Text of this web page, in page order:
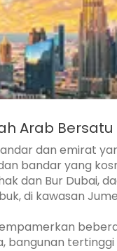
Arab Bersatu
dan emirat
bandar yang
dan Bur Dubai,
di kawasan
bangunan